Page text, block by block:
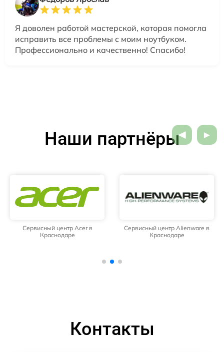
Я доволен работой мастерской, которая помогла
исправить все проблемы с моим ноутбуком.
Профессионально и качественно! Спасибо!
Наши партнёры
Сервисный центр Acer в
Краснодаре
Сервисный центр Alienware в
Краснодаре
Контакты